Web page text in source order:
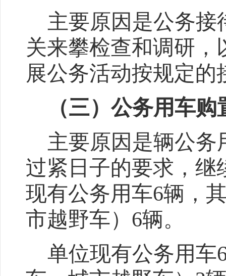
主要原因是公务接
关来攀检查和调研
展公务活动按规定的
（三）公务用车
主要原因是辆公务
过紧日子的要求，继
现有公务用车6辆，
市越野车） 6辆。
单位现有公务用车